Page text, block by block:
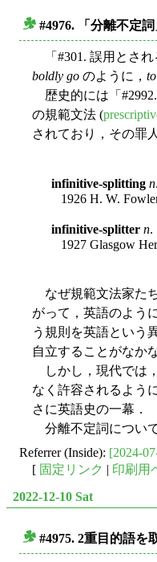
#4976. 「分離不定
「#301. 誤用とされ
boldly go のように， to
歴史的には「
の規範文法 (
されており，その罪
infinitive-splitting n.
1926 H. W.
infinitive-splitter n.
1927 Glasgow
なぜ規範文法家た
がって，英語のよう
う規則を英語という
自立することがなか
しかし，現代では
なく許容されるよう
さに英語史の一幕．
分離不定詞につい
Referrer (Inside): [2024-
[ 固定リンク | 印刷用
2022-12-10 Sat
#4975. 2重目的語を